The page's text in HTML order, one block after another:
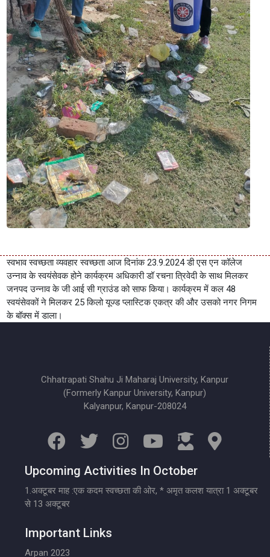
स्वभाव स्वच्छता व्यवहार स्वच्छता आज दिनांक 23.9.2024 डी एस एन कॉलेज
उन्नाव के स्वयंसेवक होने कार्यक्रम अधिकारी डॉ रचना त्रिवेदी के साथ मिलकर
जनपद उन्नाव के जी आई सी ग्राउंड को साफ किया। कार्यक्रम में कल 48
स्वयंसेवकों ने मिलकर 25 किलो यूज्ड प्लास्टिक एकत्र की और उसको नगर निगम
के बॉक्स में डाला।
Chhatrapati Shahu Ji Maharaj University, Kanpur
(Formerly Kanpur University, Kanpur)
Kalyanpur, Kanpur-208024
Upcoming Activities In October
1.अक्टूबर माह :एक कदम स्वच्छता की ओर, * अमृत कलश यात्रा 1 अक्टूबर
से 13 अक्टूबर
Important Links
Arpan 2023